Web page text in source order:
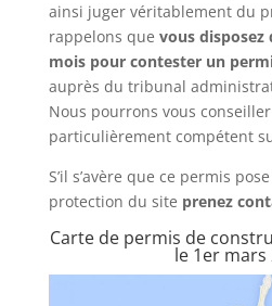
ainsi juger véritablement du
rappelons que vous disposez
mois pour contester un
auprès du tribunal
Nous pourrons vous
particulièrement compétent
S’il s’avère que ce permis
protection du site prenez
Carte de permis de
le 1er mars